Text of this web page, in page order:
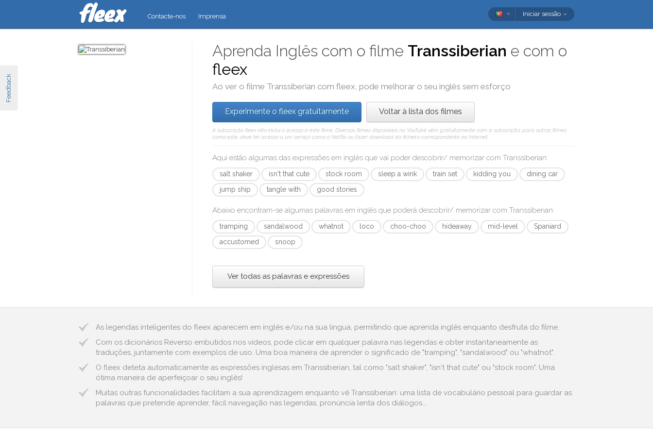
Feedback
Contacte-nos Imprensa Iniciar sessão
Aprenda Inglês com o filme Transsiberian e com o
fleex
Ao ver o filme Transsiberian comfleex, pode melhorar o seu inglês sem esforço
Experimente o fleex gratuitamente Voltar à lista dos filmes
A subscrição fleex não inclui o acesso a este filme. Diversos filmes disponíveis no YouTube vêm gratuitamente com a subscrição; para outros filmes
como este, deve ter acesso a um serviço como o Netflix ou fazer download do ficheiro correspondente na Internet.
Aqui estão algumas das expressões em inglês que vai poder descobrir/ memorizar comTranssiberian:
salt shaker isn't that cute stock room sleep a wink train set kidding you
dining car
jump ship
tangle with good stories
Abaixo encontram-se algumas palavras em inglês que poderá descobrir/ memorizar comTranssiberian:
tramping sandalwood whatnot loco choo-choo hideaway mid-level
Spaniard
accustomed
snoop
Ver todas as palavras e expressões
As legendas inteligentes do fleex aparecem em inglês e/ou na sua língua, permitindo que aprenda inglês enquanto desfruta do filme.
Com os dicionários Reverso embutidos nos vídeos, pode clicar em qualquer palavra nas legendas e obter instantaneamente as
traduções, juntamente com exemplos de uso. Uma boa maneira de aprender o significado de "tramping", "sandalwood" ou "whatnot".
O fleex deteta automaticamente as expressões inglesas em Transsiberian, tal como "salt shaker", "isn't that cute" ou "stock room". Uma
ótima maneira de aperfeiçoar o seu inglês!
Muitas outras funcionalidades facilitam a sua aprendizagem enquanto vê Transsiberian: uma lista de vocabulário pessoal para guardar as
palavras que pretende aprender, fácil navegação nas legendas, pronúncia lenta dos diálogos...